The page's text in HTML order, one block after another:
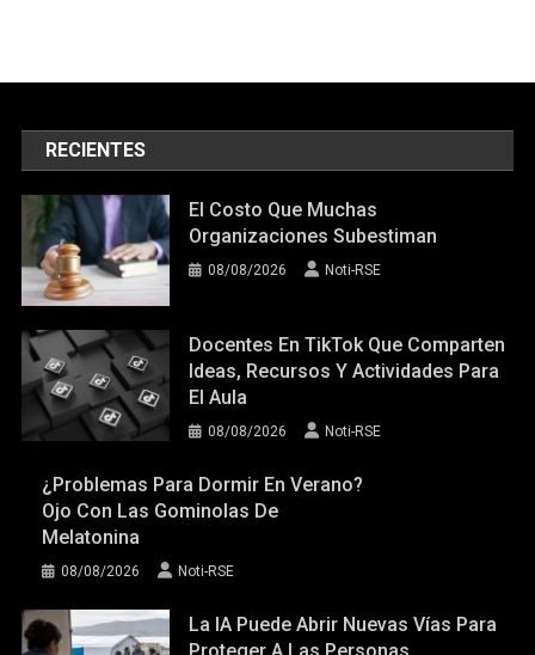
Docentes En TikTok Que Comparten
Ideas, Recursos Y Actividades Para
El Aula
¿Problemas Para Dormir En Verano?
Ojo Con Las Gominolas De
Melatonina
08/08/2026 Noti-RSE
Proteger A Las Personas
Refugiadas
Diálogo Con Grupos Armados
Ilegales